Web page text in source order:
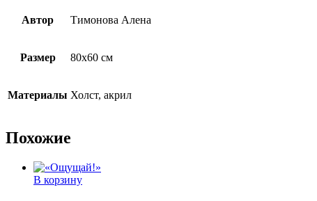
Автор Тимонова Алена
Размер 80х60 см
Материалы Холст, акрил
Похожие
В корзину